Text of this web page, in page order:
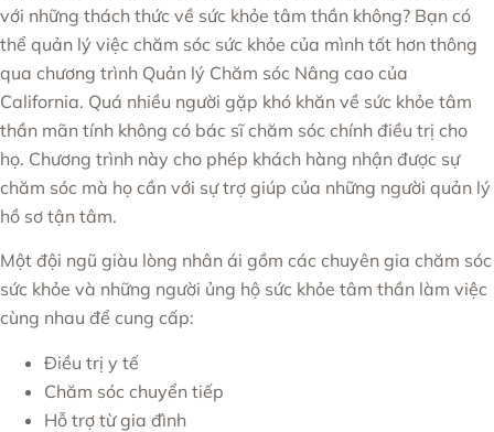
với những thách thức về sức khỏe tâm thần không? Bạn có
thể quản lý việc chăm sóc sức khỏe của mình tốt hơn thông
qua chương trình Quản lý Chăm sóc Nâng cao của
California. Quá nhiều người gặp khó khăn về sức khỏe tâm
thần mãn tính không có bác sĩ chăm sóc chính điều trị cho
họ. Chương trình này cho phép khách hàng nhận được sự
chăm sóc mà họ cần với sự trợ giúp của những người quản lý
hồ sơ tận tâm.
Một đội ngũ giàu lòng nhân ái gồm các chuyên gia chăm sóc
sức khỏe và những người ủng hộ sức khỏe tâm thần làm việc
cùng nhau để cung cấp:
Điều trị y tế
Chăm sóc chuyển tiếp
Hỗ trợ từ gia đình